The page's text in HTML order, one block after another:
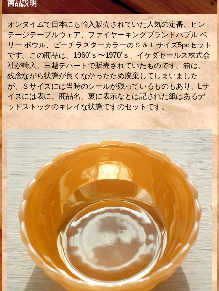
商品説明
オンタイムで日本にも輸入販売されていた人気の定番、ビン
テージテーブルウェア、ファイヤーキングブランドバブル ベ
リー ボウル、ピーチラスターカラーのＳ＆Ｌサイズ5pcセット
です。この商品は、1960’ｓ〜1970’ｓ、イケダセールス株式会
社が輸入、三越デパートで販売されていたものです。箱は、
残念ながら状態が良くなかったため廃棄してしまいました
が、Ｓサイズには当時のシールが残っているものもあり、Lサ
イズには表に、商品名、裏に表示などは記された紙はあるデ
ッドストックのキレイな状態ですのセットです。